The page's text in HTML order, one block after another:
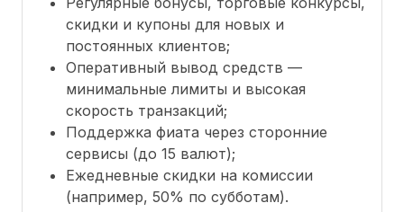
скидки и купоны для новых и
постоянных клиентов;
Оперативный вывод средств —
минимальные лимиты и высокая
скорость транзакций;
Поддержка фиата через сторонние
сервисы (до 15 валют);
Ежедневные скидки на комиссии
(например, 50% по субботам).